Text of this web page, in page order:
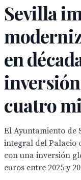
Sevilla
en
cuatro
El Ayuntamiento de
integral del Palacio
con una inversión
euros entre 2025 y